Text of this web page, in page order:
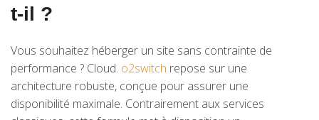
t-il ?
Vous souhaitez héberger un site sans contrainte de
performance ? Cloud. o2switch repose sur une
architecture robuste, conçue pour assurer une
disponibilité maximale. Contrairement aux services